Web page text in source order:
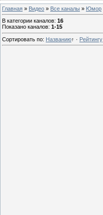
Главная » Видео » Все каналы » Юмор
В категории каналов: 16
Показано каналов: 1-15
Сортировать по: Названию↑ · Рейтингу